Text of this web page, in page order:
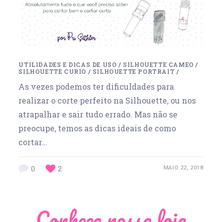
UTILIDADES E DICAS DE USO / SILHOUETTE CAMEO /
SILHOUETTE CURIO / SILHOUETTE PORTRAIT /
As vezes podemos ter dificuldades para
realizar o corte perfeito na Silhouette, ou nos
atrapalhar e sair tudo errado. Mas não se
preocupe, temos as dicas ideais de como
cortar…
0 2 MAIO 22, 2018